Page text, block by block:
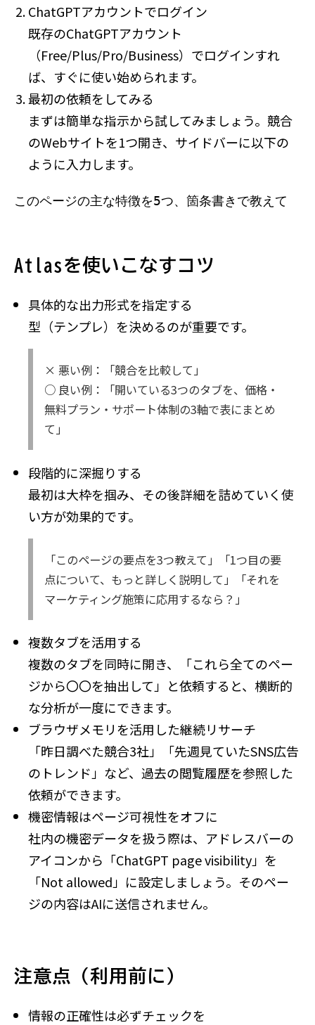
ChatGPTアカウントでログイン
既存のChatGPTアカウント
（Free/Plus/Pro/Business）でログインすれ
ば、すぐに使い始められます。
最初の依頼をしてみる
まずは簡単な指示から試してみましょう。競合
のWebサイトを1つ開き、サイドバーに以下の
ように入力します。
このページの主な特徴を5つ、箇条書きで教えて
Atlasを使いこなすコツ
具体的な出力形式を指定する
型（テンプレ）を決めるのが重要です。
× 悪い例：「競合を比較して」
○ 良い例：「開いている3つのタブを、価格・
無料プラン・サポート体制の3軸で表にまとめ
て」
段階的に深掘りする
最初は大枠を掴み、その後詳細を詰めていく使
い方が効果的です。
「このページの要点を3つ教えて」「1つ目の要
点について、もっと詳しく説明して」「それを
マーケティング施策に応用するなら？」
複数タブを活用する
複数のタブを同時に開き、「これら全てのペー
ジから〇〇を抽出して」と依頼すると、横断的
な分析が一度にできます。
ブラウザメモリを活用した継続リサーチ
「昨日調べた競合3社」「先週見ていたSNS広告
のトレンド」など、過去の閲覧履歴を参照した
依頼ができます。
機密情報はページ可視性をオフに
社内の機密データを扱う際は、アドレスバーの
アイコンから「ChatGPT page visibility」を
「Not allowed」に設定しましょう。そのペー
ジの内容はAIに送信されません。
注意点（利用前に）
情報の正確性は必ずチェックを